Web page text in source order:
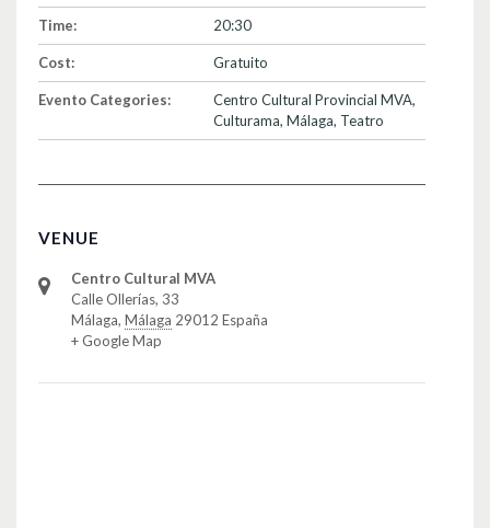
Time: 20:30
Cost: Gratuito
Evento Categories: Centro Cultural Provincial MVA,
Culturama, Málaga, Teatro
VENUE
Centro Cultural MVA
Calle Ollerías, 33
Málaga, Málaga 29012 España
+ Google Map